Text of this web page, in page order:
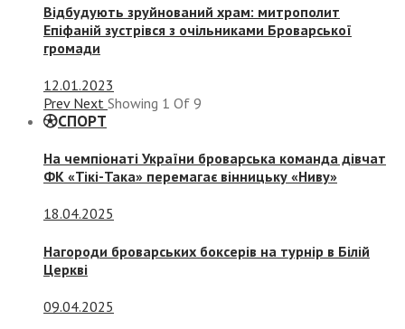
Відбудують зруйнований храм: митрополит
Епіфаній зустрівся з очільниками Броварської
громади
12.01.2023
Prev Next Showing 1 Of 9
СПОРТ
На чемпіонаті України броварська команда дівчат
ФК «Тікі-Така» перемагає вінницьку «Ниву»
18.04.2025
Нагороди броварських боксерів на турнір в Білій
Церкві
09.04.2025